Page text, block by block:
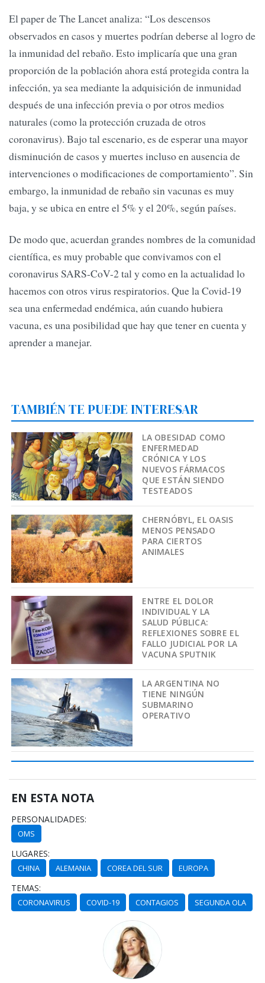
El paper de The Lancet analiza: “Los descensos
observados en casos y muertes podrían deberse al logro de
la inmunidad del rebaño. Esto implicaría que una gran
proporción de la población ahora está protegida contra la
infección, ya sea mediante la adquisición de inmunidad
después de una infección previa o por otros medios
naturales (como la protección cruzada de otros
coronavirus). Bajo tal escenario, es de esperar una mayor
disminución de casos y muertes incluso en ausencia de
intervenciones o modificaciones de comportamiento”. Sin
embargo, la inmunidad de rebaño sin vacunas es muy
baja, y se ubica en entre el 5% y el 20%, según países.
De modo que, acuerdan grandes nombres de la comunidad
científica, es muy probable que convivamos con el
coronavirus SARS-CoV-2 tal y como en la actualidad lo
hacemos con otros virus respiratorios. Que la Covid-19
sea una enfermedad endémica, aún cuando hubiera
vacuna, es una posibilidad que hay que tener en cuenta y
aprender a manejar.
TAMBIÉN TE PUEDE INTERESAR
LA OBESIDAD COMO
ENFERMEDAD
CRÓNICA Y LOS
NUEVOS FÁRMACOS
QUE ESTÁN SIENDO
TESTEADOS
CHERNÓBYL, EL OASIS
MENOS PENSADO
PARA CIERTOS
ANIMALES
ENTRE EL DOLOR
INDIVIDUAL Y LA
SALUD PÚBLICA:
REFLEXIONES SOBRE EL
FALLO JUDICIAL POR LA
VACUNA SPUTNIK
LA ARGENTINA NO
TIENE NINGÚN
SUBMARINO
OPERATIVO
EN ESTA NOTA
PERSONALIDADES:
OMS
LUGARES:
CHINA ALEMANIA COREA DEL SUR EUROPA
TEMAS:
CORONAVIRUS COVID-19 CONTAGIOS SEGUNDA OLA